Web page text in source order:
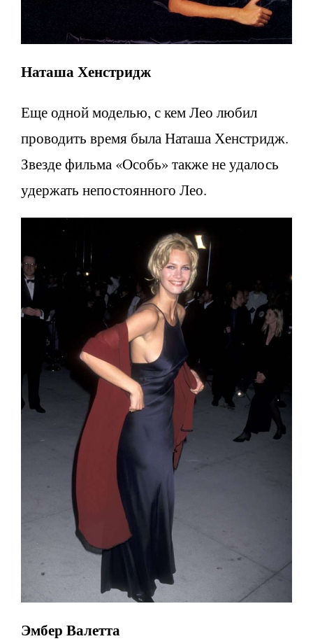
Наташа Хенстридж
Еще одной моделью, с кем Лео любил
проводить время была Наташа Хенстридж.
Звезде фильма «Особь» также не удалось
удержать непостоянного Лео.
Эмбер Валетта